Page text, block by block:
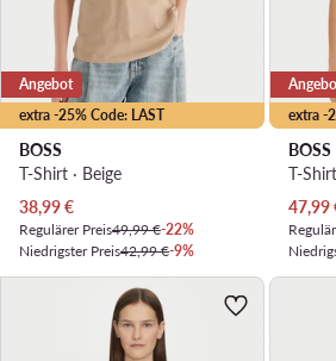
extra -25% Code: LAST
Angebot
BOSS
T-Shirt · Beige
Aktueller Preis
38,99€
Regulärer Preis49,99 €-22%
Niedrigster Preis42,99 €-9%
extra -
BOSS
T-
47,99